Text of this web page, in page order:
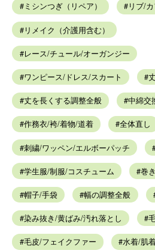
ミシンつぎ（リペア） リブ/
リメイク（介護用含む）
レース/チュール/オーガンジー
ワンピース/ドレス/スカート
丈を長くする調整全般 中綿交
作務衣/袴/着物/道着 全体直し
刺繍/ワッペン/エルボーパッチ
学生服/制服/コスチューム 巻
帽子/手袋 幅の調整全般
染み抜き/黄ばみ/汚れ落とし
毛皮/フェイクファー 水着/肌